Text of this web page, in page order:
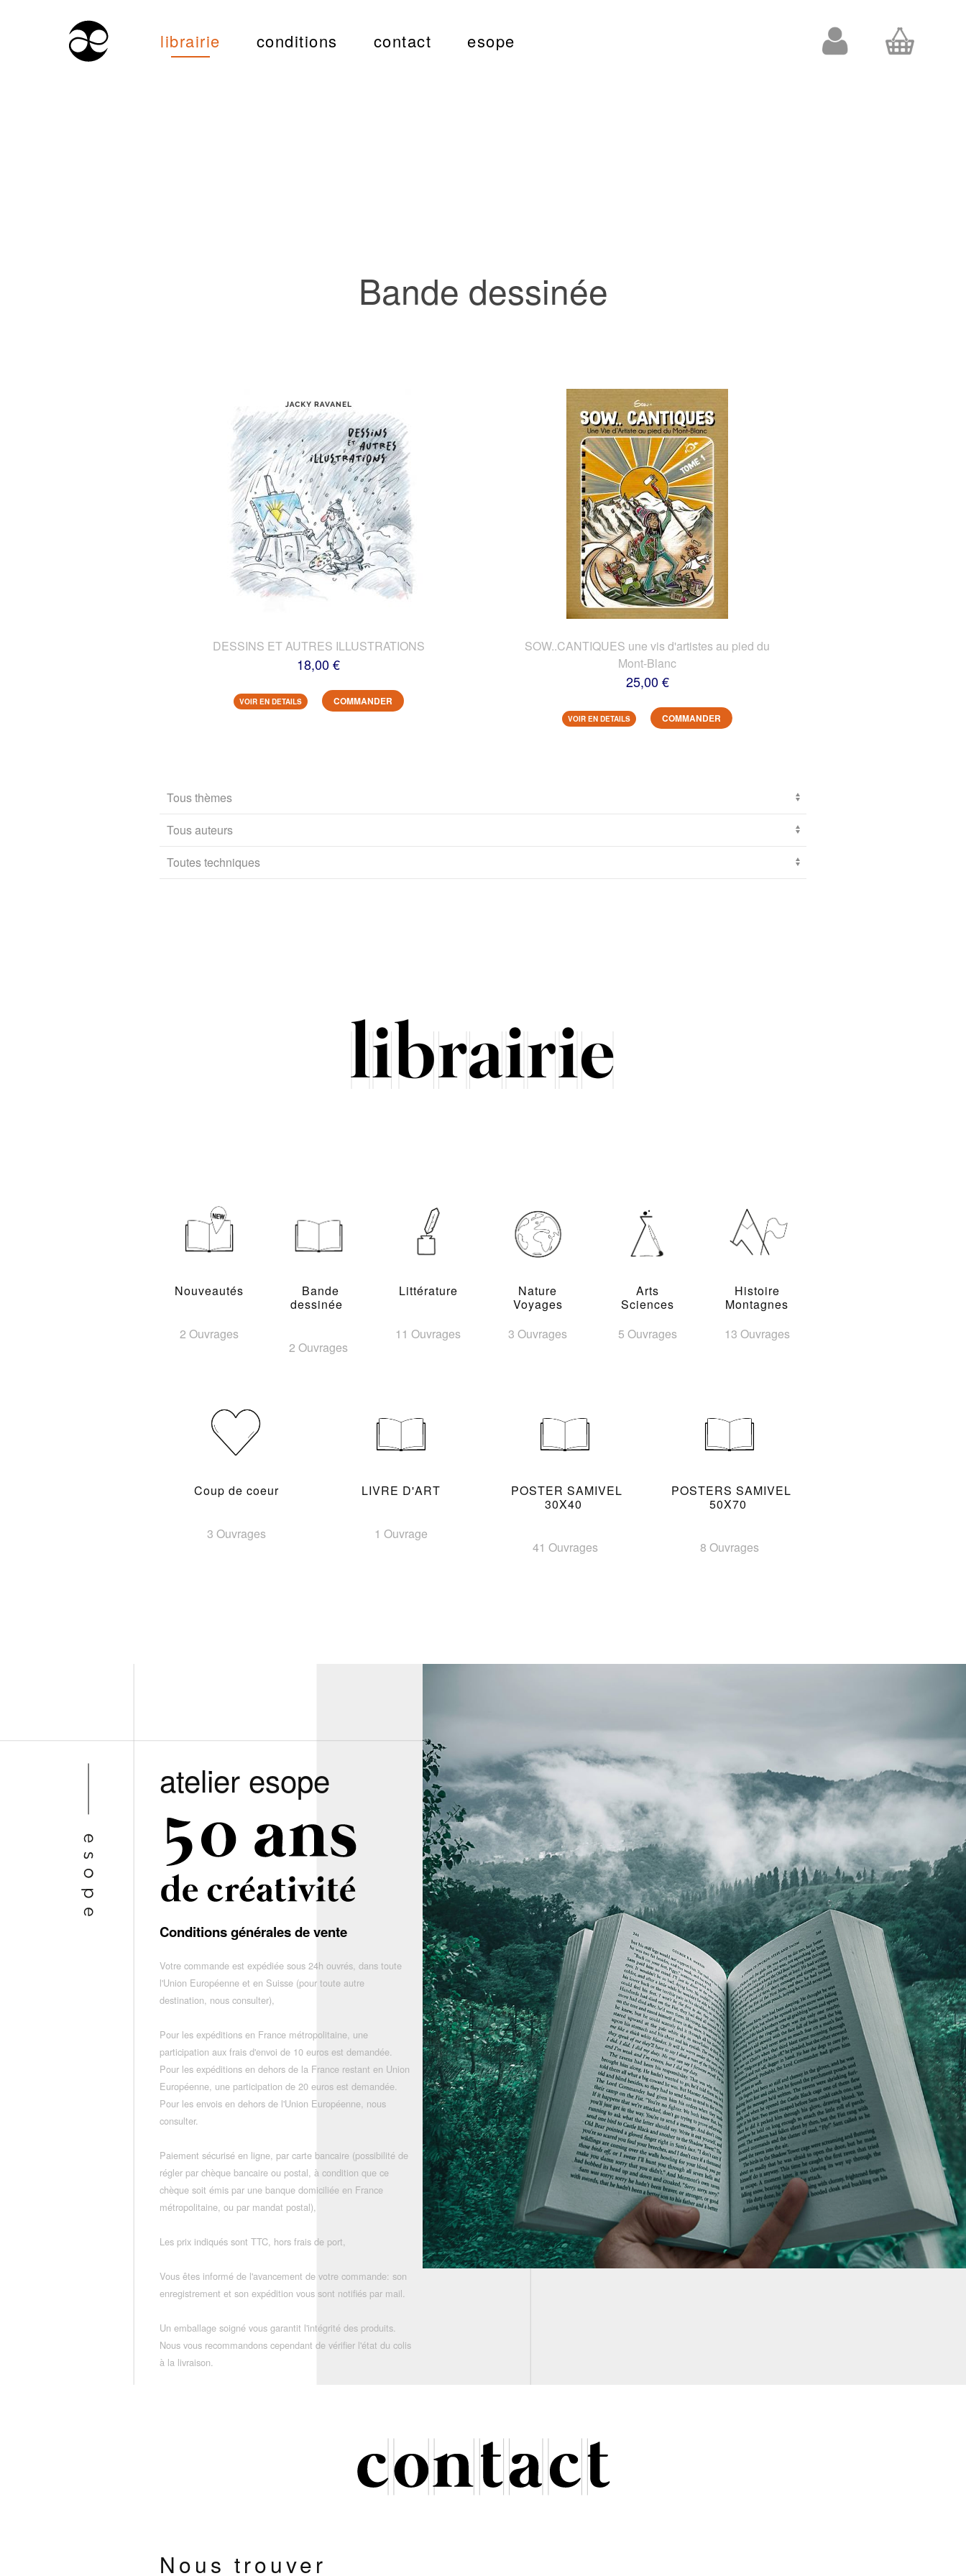
librairie conditions contact esope
Bande dessinée
DESSINS ET AUTRES ILLUSTRATIONS
18,00 €
VOIR EN DETAILS COMMANDER
SOW..CANTIQUES une vis d'artistes au pied du
Mont-Blanc
25,00 €
VOIR EN DETAILS COMMANDER
Nouveautés
2 Ouvrages
Bande
dessinée
2 Ouvrages
Littérature
11 Ouvrages
Nature
Voyages
3 Ouvrages
Arts
Sciences
5 Ouvrages
Histoire
Montagnes
13 Ouvrages
Coup de coeur
3 Ouvrages
LIVRE D'ART
1 Ouvrage
POSTER SAMIVEL
30X40
41 Ouvrages
POSTERS SAMIVEL
50X70
8 Ouvrages
atelier esope
Conditions générales de vente
Votre commande est expédiée sous 24h ouvrés, dans toute
l'Union Européenne et en Suisse (pour toute autre
destination, nous consulter),
Pour les expéditions en France métropolitaine, une
participation aux frais d'envoi de 10 euros est demandée.
Pour les expéditions en dehors de la France restant en Union
Européenne, une participation de 20 euros est demandée.
Pour les envois en dehors de l'Union Européenne, nous
consulter.
Paiement sécurisé en ligne, par carte bancaire (possibilité de
régler par chèque bancaire ou postal, à condition que ce
chèque soit émis par une banque domiciliée en France
métropolitaine, ou par mandat postal),
Les prix indiqués sont TTC, hors frais de port,
Vous êtes informé de l'avancement de votre commande: son
enregistrement et son expédition vous sont notifiés par mail.
Un emballage soigné vous garantit l'intégrité des produits.
Nous vous recommandons cependant de vérifier l'état du colis
à la livraison.
Nous trouver